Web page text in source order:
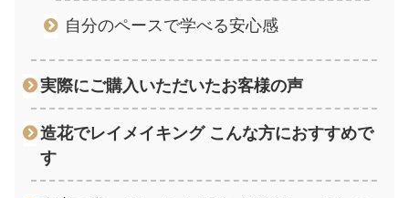
自分のペースで学べる安心感
実際にご購入いただいたお客様の声
造花でレイメイキング こんな方におすすめで
す